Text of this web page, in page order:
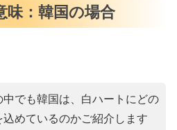
味：韓国の場合
中でも韓国は、白ハートにどの
込めているのかご紹介します